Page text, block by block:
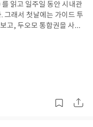
어처구니없게도 로마의 정
루키니아의 유민까지 합
되었다. 그러나 정세를 파
방향을 틀면서 급격히 동
미 피살되었으니 히스파
을 마련하는 일도 차질
와 카이사르에게 무참히
자가형은 언급하고 싶지
형을 내린 바 있다. 로마의
데 십자가형보다 더 적합
읽고 일주일 동안 시내관
그래서 첫날에는 가이드 투
고, 두오모 통합권을 사서
람했다. 저녁으로 피렌체
하루를 마감했다. 숙소
기여
하는 기쁨을 누렸다. 「산
정원 : 전원 산책」, 「산
에솔레 : 에트루리아의 발